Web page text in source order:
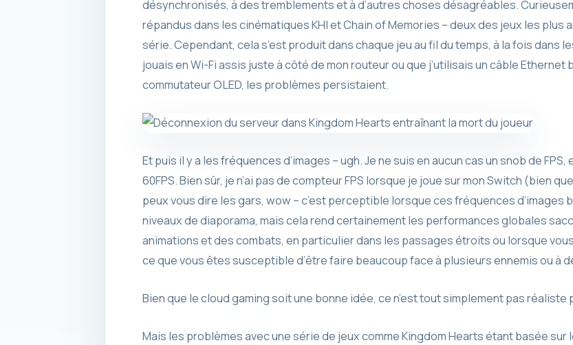
désynchronisés, à des tremblements et à d’autres choses désagréables.
répandus dans les cinématiques KHI et Chain of Memories – deux des jeux les plus
série. Cependant, cela s’est produit dans chaque jeu au fil du temps, à la fois dans
jouais en Wi-Fi assis juste à côté de mon routeur ou que j’utilisais un câble
commutateur OLED, les problèmes persistaient.
Et puis il y a les fréquences d’images – ugh. Je ne suis en aucun cas un snob de
60FPS. Bien sûr, je n’ai pas de compteur FPS lorsque je joue sur mon Switch (bien
peux vous dire les gars, wow – c’est perceptible lorsque ces fréquences d’images
niveaux de diaporama, mais cela rend certainement les performances globales
animations et des combats, en particulier dans les passages étroits ou lorsque
ce que vous êtes susceptible d’être faire beaucoup face à plusieurs ennemis ou à
Bien que le cloud gaming soit une bonne idée, ce n’est tout simplement pas
Mais les problèmes avec une série de jeux comme Kingdom Hearts étant basée